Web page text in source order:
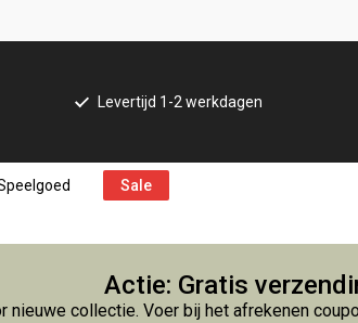
Levertijd 1-2 werkdagen
Sale
Actie: Gratis
nieuwe collectie. Voer bij het afrekenen